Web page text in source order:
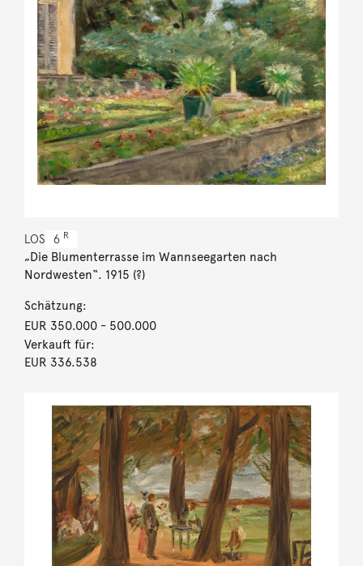
LOS 6 R
„Die Blumenterrasse im Wannseegarten nach
Nordwesten“. 1915 (?)
Schätzung:
EUR 350.000- 500.000
Verkauft für:
EUR 336.538